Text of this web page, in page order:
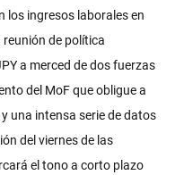
los ingresos laborales en
de política
a merced de dos fuerzas
del MoF que obligue a
una intensa serie de datos
del viernes de las
el tono a corto plazo